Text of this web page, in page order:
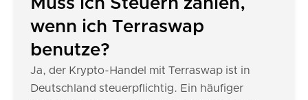
wenn ich Terraswap
benutze?
Ja, der Krypto-Handel mit Terraswap ist in
Deutschland steuerpflichtig. Ein häufiger